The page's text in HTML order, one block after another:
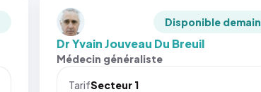
Disponible demain
Dr Yvain Jouveau Du Breuil
Médecin généraliste
TarifSecteur 1